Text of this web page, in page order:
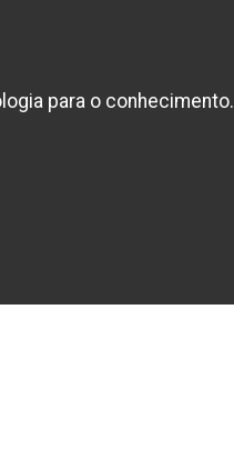
para o conhecimento.